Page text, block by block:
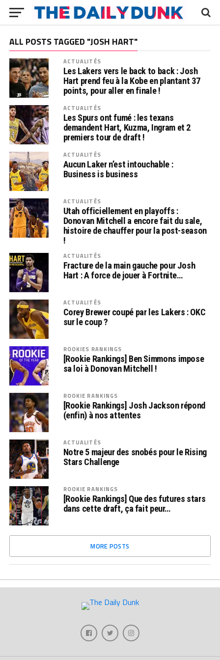
ALL POSTS TAGGED "JOSH HART"
ACTUALITÉS
Les Lakers vers le back to back : Josh
Hart prend feu à la Kobe en plantant 37
points, pour aller en finale !
ACTUALITÉS
Les Spurs ont fumé : les texans
demandent Hart, Kuzma, Ingram et 2
premiers tour de draft !
ACTUALITÉS
Aucun Laker n’est intouchable :
Business is business
ACTUALITÉS
Utah officiellement en playoffs :
Donovan Mitchell a encore fait du sale,
histoire de chauffer pour la post-season
!
ACTUALITÉS
Fracture de la main gauche pour Josh
Hart : A force de jouer à Fortnite…
ACTUALITÉS
Corey Brewer coupé par les Lakers : OKC
sur le coup ?
ROOKIES RANKINGS
[Rookie Rankings] Ben Simmons impose
sa loi à Donovan Mitchell !
ROOKIE RANKINGS
[Rookie Rankings] Josh Jackson répond
(enfin) à nos attentes
ACTUALITÉS
Notre 5 majeur des snobés pour le Rising
Stars Challenge
ROOKIE RANKINGS
[Rookie Rankings] Que des futures stars
dans cette draft, ça fait peur…
MORE POSTS